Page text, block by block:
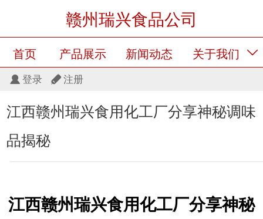
赣州瑞兴食品公司
首页 产品展示 新闻动态 关于我们
留言板 产品展示
登录 注册
江西赣州瑞兴食用化工厂分享神秘调味
品揭秘
江西赣州瑞兴食用化工厂分享神秘